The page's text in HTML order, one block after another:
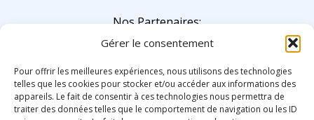
Gérer le consentement
Pour offrir les meilleures expériences, nous utilisons des technologies
telles que les cookies pour stocker et/ou accéder aux informations des
appareils. Le fait de consentir à ces technologies nous permettra de
traiter des données telles que le comportement de navigation ou les ID
Nos Partenaires: